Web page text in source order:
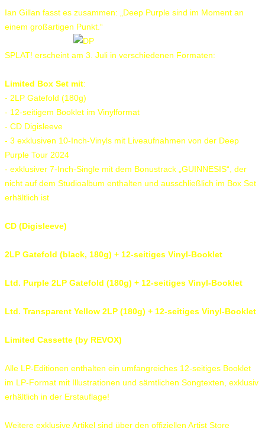
Ian Gillan fasst es zusammen: „Deep Purple sind im Moment an
einem großartigen Punkt.“
SPLAT! erscheint am 3. Juli in verschiedenen Formaten:
Limited Box Set mit:
- 2LP Gatefold (180g)
- 12-seitigem Booklet im Vinylformat
- CD Digisleeve
- 3 exklusiven 10-Inch-Vinyls mit Liveaufnahmen von der Deep
Purple Tour 2024
- exklusiver 7-Inch-Single mit dem Bonustrack „GUINNESIS“, der
nicht auf dem Studioalbum enthalten und ausschließlich im Box Set
erhältlich ist
CD (Digisleeve)
2LP Gatefold (black, 180g) + 12-seitiges Vinyl-Booklet
Ltd. Purple 2LP Gatefold (180g) + 12-seitiges Vinyl-Booklet
Ltd. Transparent Yellow 2LP (180g) + 12-seitiges Vinyl-Booklet
Limited Cassette (by REVOX)
Alle LP-Editionen enthalten ein umfangreiches 12-seitiges Booklet
im LP-Format mit Illustrationen und sämtlichen Songtexten, exklusiv
erhältlich in der Erstauflage!
Weitere exklusive Artikel sind über den offiziellen Artist Store